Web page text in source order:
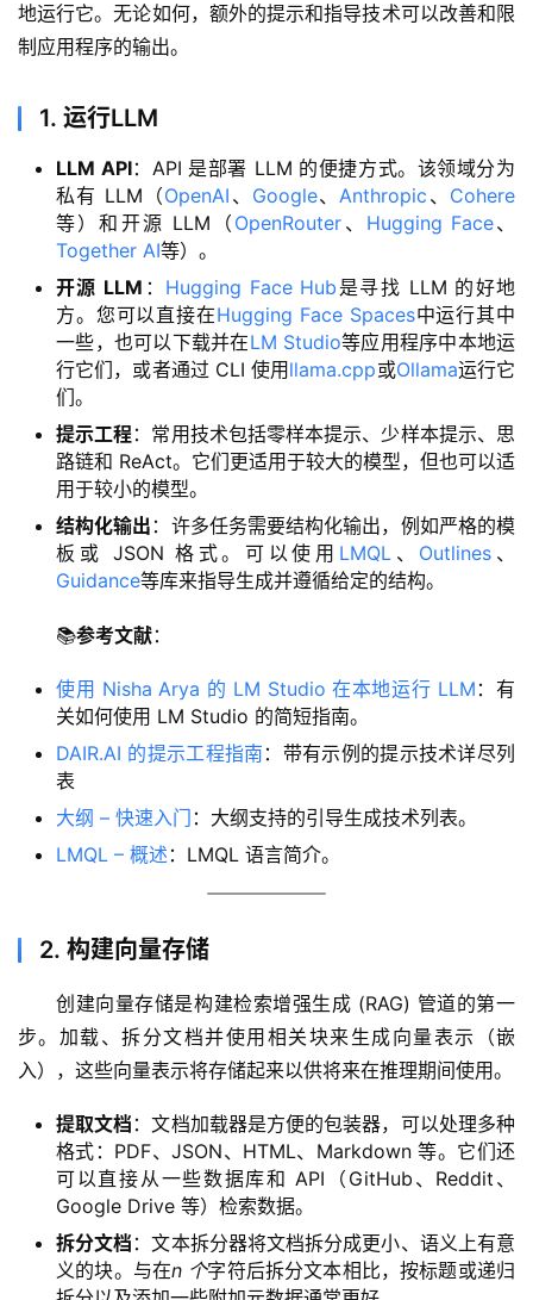
地运行它。无论如何，额外的提示和指导技术可以改善和限
制应用程序的输出。
1. 运行LLM
LLM API：API 是部署 LLM 的便捷方式。该领域分为
私有 LLM（OpenAI 、 Google、Anthropic 、 Cohere
等）和开源 LLM（ OpenRouter 、 Hugging Face、
Together AI等）。
开源 LLM ： Hugging Face Hub 是寻找 LLM 的好地
方。您可以直接在Hugging Face Spaces中运行其中
一些，也可以下载并在LM Studio等应用程序中本地运
行它们，或者通过 CLI 使用 llama.cpp或Ollama运行它
们。
提示工程：常用技术包括零样本提示、少样本提示、思
路链和 ReAct。它们更适用于较大的模型，但也可以适
用于较小的模型。
结构化输出 ：许多任务需要结构化输出，例如严格的模
板或 JSON 格式。可以使用 LMQL、 Outlines 、
Guidance等库来指导生成并遵循给定的结构。
📚参考文献：
使用 Nisha Arya 的 LM Studio 在本地运行 LLM ：有
关如何使用 LM Studio 的简短指南。
DAIR.AI 的提示工程指南 ：带有示例的提示技术详尽列
表
大纲 – 快速入门 ：大纲支持的引导生成技术列表。
LMQL – 概述 ：LMQL 语言简介。
2. 构建向量存储
创建向量存储是构建检索增强生成 (RAG) 管道的第一
步。加载、拆分文档并使用相关块来生成向量表示（嵌
入），这些向量表示将存储起来以供将来在推理期间使用。
提取文档 ：文档加载器是方便的包装器，可以处理多种
格式：PDF、JSON、HTML、Markdown 等。它们还
可以直接从一些数据库和 API（GitHub、Reddit、
Google Drive 等）检索数据。
拆分文档 ：文本拆分器将文档拆分成更小、语义上有意
义的块。与在n 个字符后拆分文本相比，按标题或递归